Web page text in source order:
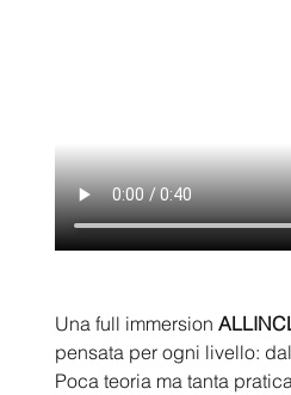
Una full immersion
pensata per ogni livello:
Poca teoria ma tanta